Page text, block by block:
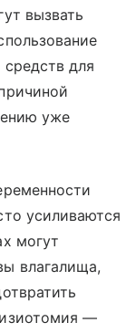
вызвать
для
уже
усиливаются
могут
влагалища,
—